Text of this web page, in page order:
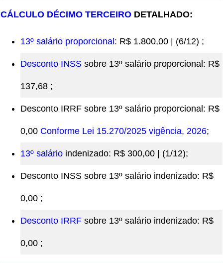
CÁLCULO DÉCIMO TERCEIRO DETALHADO:
13º salário proporcional: R$ 1.800,00 | (6/12) ;
Desconto INSS sobre 13º salário proporcional: R$
137,68 ;
Desconto IRRF sobre 13º salário proporcional: R$
0,00 Conforme Lei 15.270/2025 vigência, 2026;
13º salário indenizado: R$ 300,00 | (1/12);
Desconto INSS sobre 13º salário indenizado: R$
0,00 ;
Desconto IRRF sobre 13º salário indenizado: R$
0,00 ;